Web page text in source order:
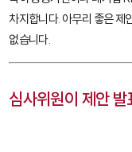
차지합니다. 아무리 좋은 제
없습니다.
심사위원이 제안